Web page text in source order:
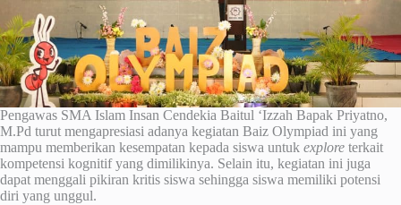
Pengawas SMA Islam Insan Cendekia Baitul ‘Izzah Bapak Priyatno,
M.Pd turut mengapresiasi adanya kegiatan Baiz Olympiad ini yang
mampu memberikan kesempatan kepada siswa untuk explore terkait
kompetensi kognitif yang dimilikinya. Selain itu, kegiatan ini juga
dapat menggali pikiran kritis siswa sehingga siswa memiliki potensi
diri yang unggul.